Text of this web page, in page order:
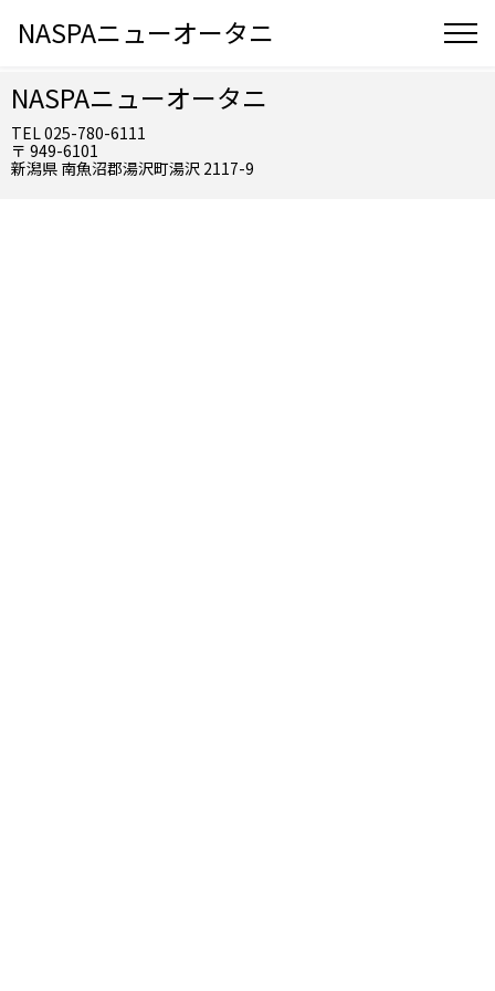
NASPAニューオータニ
NASPAニューオータニ
TEL 025-780-6111
〒 949-6101
新潟県 南魚沼郡湯沢町湯沢 2117-9